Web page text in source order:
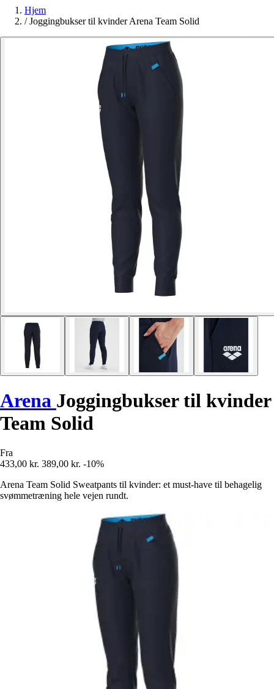
Hjem
/ Joggingbukser til kvinder Arena Team Solid
Arena Joggingbukser til kvinder
Team Solid
Fra
433,00 kr. 389,00 kr. -10%
Arena Team Solid Sweatpants til kvinder: et must-have til behagelig
svømmetræning hele vejen rundt.